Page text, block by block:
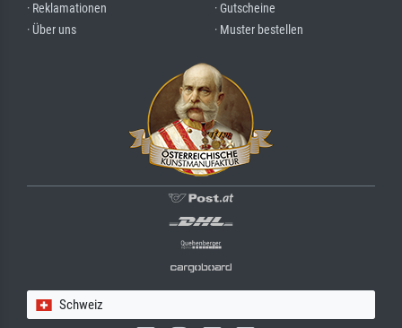
· Reklamationen
· Über uns
· Gutscheine
· Muster bestellen
Schweiz